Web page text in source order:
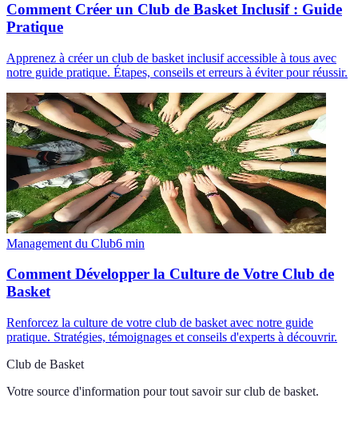
Comment Créer un Club de Basket Inclusif : Guide
Pratique
Apprenez à créer un club de basket inclusif accessible à tous avec
notre guide pratique. Étapes, conseils et erreurs à éviter pour réussir.
Management du Club6 min
Comment Développer la Culture de Votre Club de
Basket
Renforcez la culture de votre club de basket avec notre guide
pratique. Stratégies, témoignages et conseils d'experts à découvrir.
Club de Basket
Votre source d'information pour tout savoir sur club de basket.